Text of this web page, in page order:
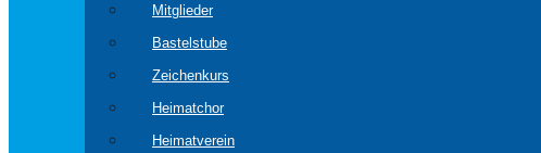
Mitglieder
Bastelstube
Zeichenkurs
Heimatchor
Heimatverein